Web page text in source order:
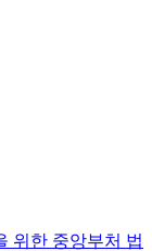
위한 중앙부처 법